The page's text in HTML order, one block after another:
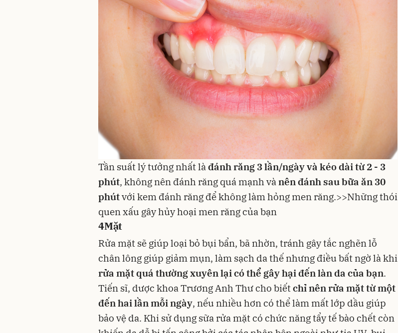
Tần suất lý tưởng nhất làđánh răng 3 lần/ngày và kéo dài từ 2 - 3
phút, không nên đánh răng quá mạnh vànên đánh sau bữa ăn 30
phútvớikem đánh răng để không làm hỏng men răng.>>Những thói
quen xấu gây hủy hoại men răng của bạn
4Mặt
Rửa mặt sẽ giúp loại bỏ bụi bẩn, bã nhờn, tránh gây tắc nghẽn lỗ
chân lông giúp giảm mụn, làm sạch da thế nhưng điều bất ngờ là khi
rửa mặt quá thường xuyên lại có thể gây hại đến làn da của bạn.
Tiến sĩ, dược khoa Trương Anh Thư cho biếtchỉ nên rửa mặt từ một
đến hai lần mỗi ngày, nếu nhiều hơn có thể làm mất lớp dầu giúp
bảo vệ da. Khi sử dụng sữa rửa mặtcó chức năng tẩy tế bào chết còn